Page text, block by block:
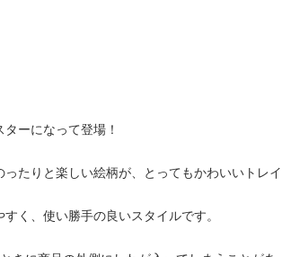
ーになって登場！
たりと楽しい絵柄が、とってもかわいいトレイ
く、使い勝手の良いスタイルです。